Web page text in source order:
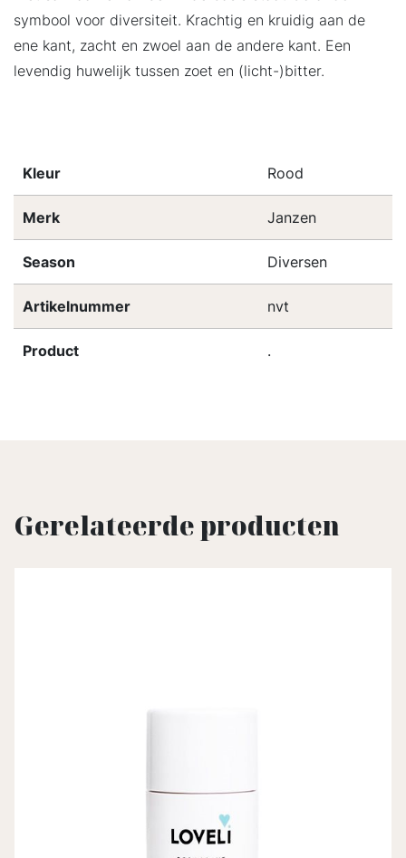
symbool voor diversiteit. Krachtig en kruidig aan de
ene kant, zacht en zwoel aan de andere kant. Een
levendig huwelijk tussen zoet en (licht-)bitter.
Kleur Rood
Merk Janzen
Season Diversen
Artikelnummer nvt
Product .
Gerelateerde producten